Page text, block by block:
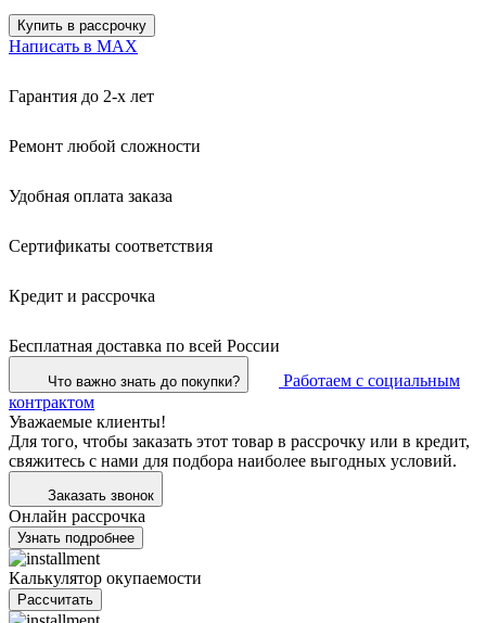
Купить в рассрочку
Написать в MAX
Гарантия до 2-х лет
Ремонт любой сложности
Удобная оплата заказа
Сертификаты соответствия
Кредит и рассрочка
Бесплатная доставка по всей России
Что важно знать до покупки?
Работаем с социальным
контрактом
Уважаемые клиенты!
Для того, чтобы заказать этот товар в рассрочку или в кредит,
свяжитесь с нами для подбора наиболее выгодных условий.
Заказать звонок
Онлайн рассрочка
Узнать подробнее
Калькулятор окупаемости
Рассчитать